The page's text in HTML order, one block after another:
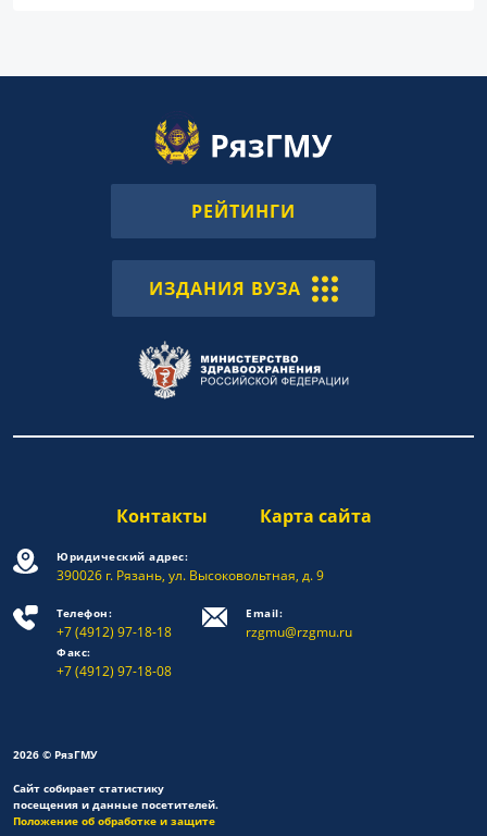
РЕЙТИНГИ
ИЗДАНИЯ ВУЗА
Контакты Карта сайта
Юридический адрес:
390026 г. Рязань, ул. Высоковольтная, д. 9
Телефон:
+7 (4912) 97-18-18
Факс:
+7 (4912) 97-18-08
Email:
rzgmu@rzgmu.ru
2026 © РязГМУ
Сайт собирает статистику
посещения и данные посетителей.
Положение об обработке и защите